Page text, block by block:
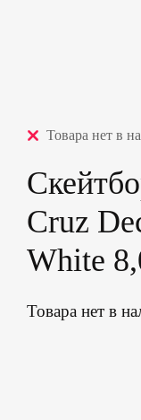
Товара нет в
Cruz
White
Товара нет в